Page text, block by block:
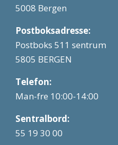
5008 Bergen
Postboksadresse:
Postboks 511 sentrum
5805 BERGEN
Telefon:
Man-fre 10:00-14:00
Sentralbord:
55 19 30 00